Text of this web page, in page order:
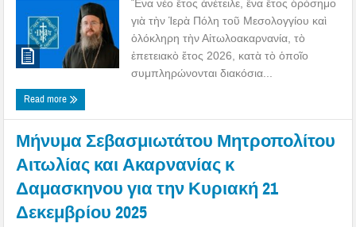
Ἕνα νέο ἔτος ἀνέτειλε, ἕνα ἔτος ὁρόσημο
γιὰ τὴν Ἱερὰ Πόλη τοῦ Μεσολογγίου καὶ
ὁλόκληρη τὴν Αἰτωλοακαρνανία, τὸ
ἐπετειακὸ ἔτος 2026, κατὰ τὸ ὁποῖο
συμπληρώνονται διακόσια...
Read more
Μήνυμα Σεβασμιωτάτου Μητροπολίτου
Αιτωλίας και Ακαρνανίας κ
Δαμασκηνου για την Κυριακή 21
Δεκεμβρίου 2025